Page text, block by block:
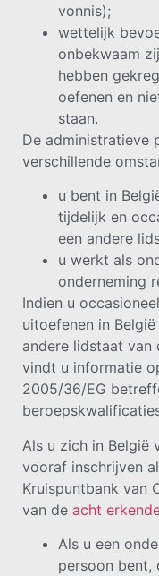
vonnis);
wettelijk
onbekwaam
hebben
oefenen en
staan.
De administratieve
verschillende
u bent in
tijdelijk en
een andere
u werkt als
onderneming
Indien u
uitoefenen in
andere lidstaat van
vindt u informatie
2005/36/EG
Als u zich in België
vooraf inschrijven
Kruispuntbank van
van de acht
Als u een
persoon bent,